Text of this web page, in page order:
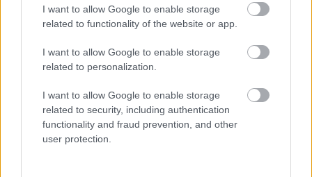
I want to allow Google to enable storage
related to functionality of the website or app.
I want to allow Google to enable storage
related to personalization.
I want to allow Google to enable storage
related to security, including authentication
functionality and fraud prevention, and other
user protection.
Pinezits bosszús a „szétvideózott” bekapott gól miatt,